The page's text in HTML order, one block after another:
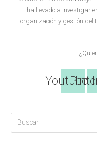
ha llevado a investigar
organización y gestión del
Youtube